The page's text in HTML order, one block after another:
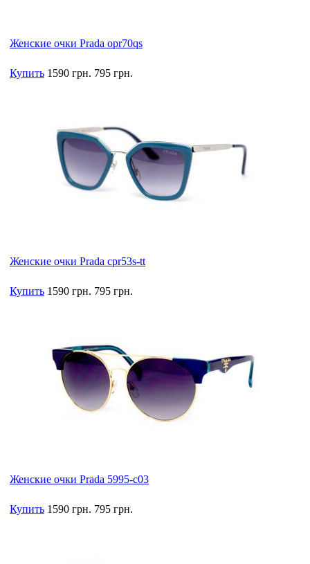
Женские очки Prada opr70qs
Купить 1590 грн. 795 грн.
Женские очки Prada cpr53s-tt
Купить 1590 грн. 795 грн.
Женские очки Prada 5995-c03
Купить 1590 грн. 795 грн.